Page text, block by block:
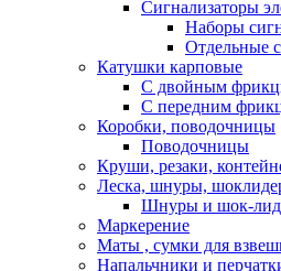
Сигнализаторы
Наборы
Отдельные
Катушки карповые
С двойным
С передним
Коробки, поводочницы
Поводочницы
Круши, резаки,
Леска, шнуры,
Шнуры и шок-
Маркерение
Маты , сумки для
Напальчники и